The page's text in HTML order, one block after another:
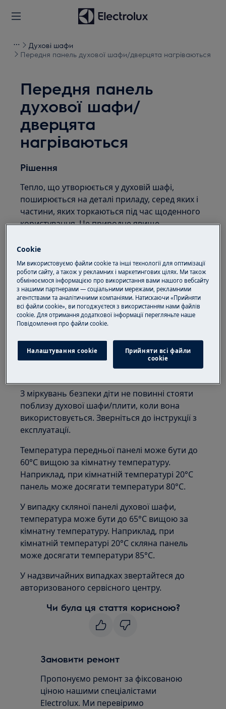
Духові шафи
Передня панель духової шафи/дверцята нагріваються
Передня панель
духової шафи/
дверцята
нагріваються
Рішення
Тепло, що утворюється у духовій шафі,
поширюється на деталі приладу, серед яких і
частини, яких торкаються під час щоденного
користування. Це природне явище.
залежності від матеріалу. Наприклад, скло і
метал відчуваються гарячішими на дотик, ніж
пластик.
Передня панель також нагрівається щоразу,
коли відкриваються дверцята, оскільки тепло
з духової шафи піднімає температуру панелі.
підвищується. Іншими словами, чим довше
увімкнена духова шафа, тим гарячішими
З міркувань безпеки діти не повинні стояти
поблизу духової шафи/плити, коли вона
використовується. Зверніться до інструкції з
експлуатації.
Температура передньої панелі може бути до
60°C вищою за кімнатну температуру.
Наприклад, при кімнатній температурі 20°C
панель може досягати температури 80°C.
У випадку скляної панелі духової шафи,
температура може бути до 65°C вищою за
кімнатну температуру. Наприклад, при
кімнатній температурі 20°C скляна панель
може досягати температури 85°C.
У надзвичайних випадках звертайтеся до
авторизованого сервісного центру.
Чи була ця стаття корисною?
Замовити ремонт
Пропонуємо ремонт за фіксованою
ціною нашими спеціалістами
Electrolux. Ми перевіримо
Cookie
Ми використовуємо файли cookie та інші технології для оптимізації
роботи сайту, а також у рекламних і маркетингових цілях. Ми також
обмінюємося інформацією про використання вами нашого вебсайту
з нашими партнерами — соціальними мережами, рекламними
агентствами та аналітичними компаніями. Натискаючи «Прийняти
всі файли cookie», ви погоджуєтеся з використанням нами файлів
cookie. Для отримання додаткової інформації перегляньте наше
Пoвідомлення прo файли cookie.
Налаштування cookie
Прийняти всі файли
сookie